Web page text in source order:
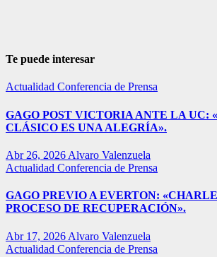
Te puede interesar
Actualidad Conferencia de Prensa
GAGO POST VICTORIA ANTE LA UC:
CLÁSICO ES UNA ALEGRÍA».
Abr 26, 2026 Alvaro Valenzuela
Actualidad Conferencia de Prensa
GAGO PREVIO A EVERTON:
PROCESO DE RECUPERACIÓN».
Abr 17, 2026 Alvaro Valenzuela
Actualidad Conferencia de Prensa